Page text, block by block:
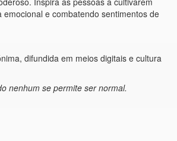
e combatendo sentimentos de
difundida em meios digitais e cultura
nenhum se permite ser normal.